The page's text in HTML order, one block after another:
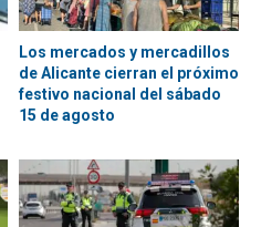
Los mercados y mercadillos
de Alicante cierran el próximo
festivo nacional del sábado
15 de agosto